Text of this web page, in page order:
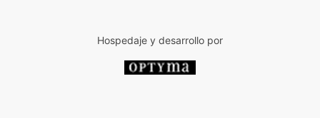
Hospedaje y desarrollo por